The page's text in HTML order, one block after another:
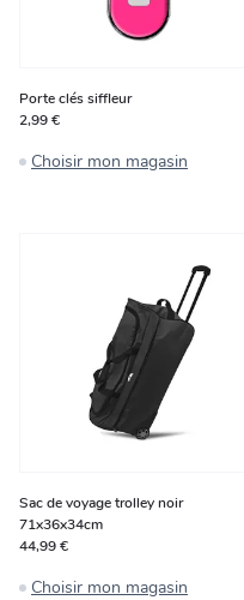
Porte clés siffleur
2,99 €
Choisir mon magasin
Sac de voyage trolley noir
71x36x34cm
44,99 €
Choisir mon magasin